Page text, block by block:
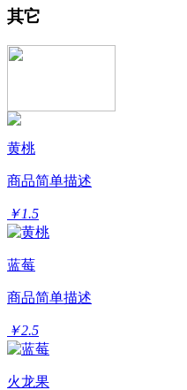
其它
黄桃
商品简单描述
￥1.5
蓝莓
商品简单描述
￥2.5
火龙果